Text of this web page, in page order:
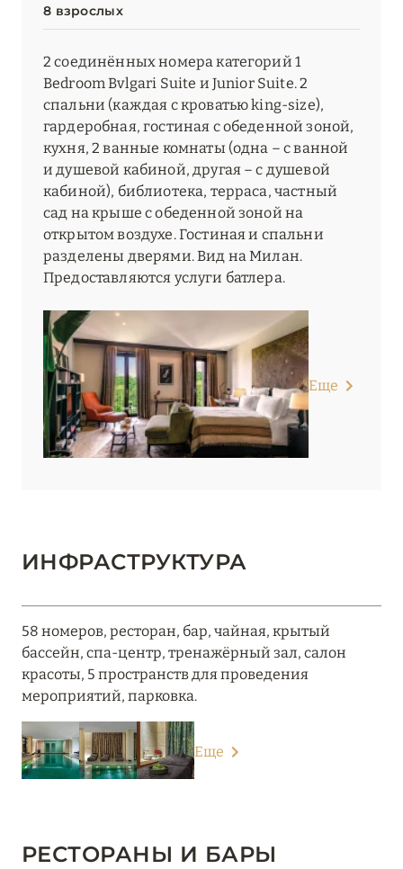
8 взрослых
2 соединённых номера категорий 1
Bedroom Bvlgari Suite и Junior Suite. 2
спальни (каждая с кроватью king-size),
гардеробная, гостиная с обеденной зоной,
кухня, 2 ванные комнаты (одна – с ванной
и душевой кабиной, другая – с душевой
кабиной), библиотека, терраса, частный
сад на крыше с обеденной зоной на
открытом воздухе. Гостиная и спальни
разделены дверями. Вид на Милан.
Предоставляются услуги батлера.
Еще
ИНФРАСТРУКТУРА
58 номеров, ресторан, бар, чайная, крытый
бассейн, спа-центр, тренажёрный зал, салон
красоты, 5 пространств для проведения
мероприятий, парковка.
Еще
РЕСТОРАНЫ И БАРЫ